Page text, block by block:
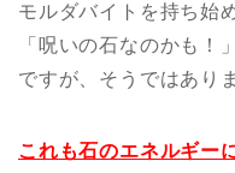
モルダバイトを持ち始
「呪いの石なのかも！
ですが、そうではあり
これも石のエネルギー